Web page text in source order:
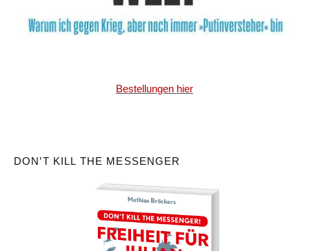
Bestellungen hier
DON’T KILL THE MESSENGER